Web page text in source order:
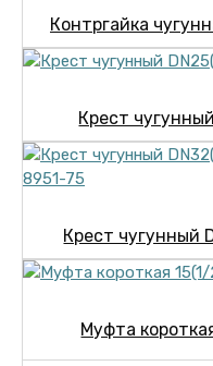
Контргайка
Крест
Крест чугунный
Муфта